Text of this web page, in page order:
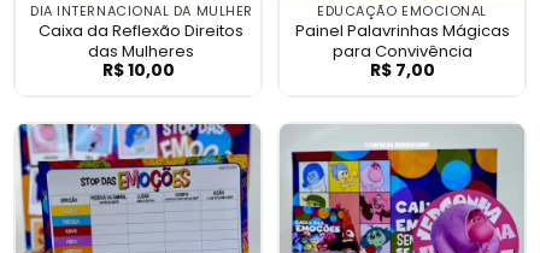
DIA INTERNACIONAL DA MULHER
Caixa da Reflexão Direitos
das Mulheres
Caixa da Reflexão Direitos das Mulheres
R$10,00
EDUCAÇÃO EMOCIONAL
Painel Palavrinhas Mágicas
para Convivência
Painel
R$7,00